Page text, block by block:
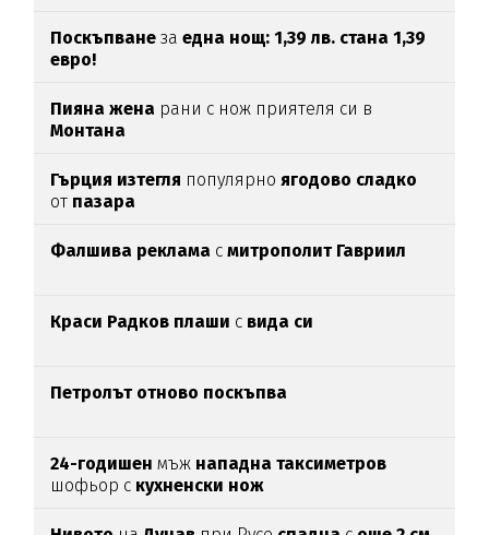
Поскъпване за една нощ: 1,39 лв. стана 1,39
евро!
Пияна жена рани с нож приятеля си в
Монтана
Гърция изтегля популярно ягодово сладко
от пазара
Фалшива реклама смитрополит Гавриил
Краси Радков плаши с вида си
Петролът отново поскъпва
24-годишенмъж нападна таксиметров
шофьор с кухненски нож